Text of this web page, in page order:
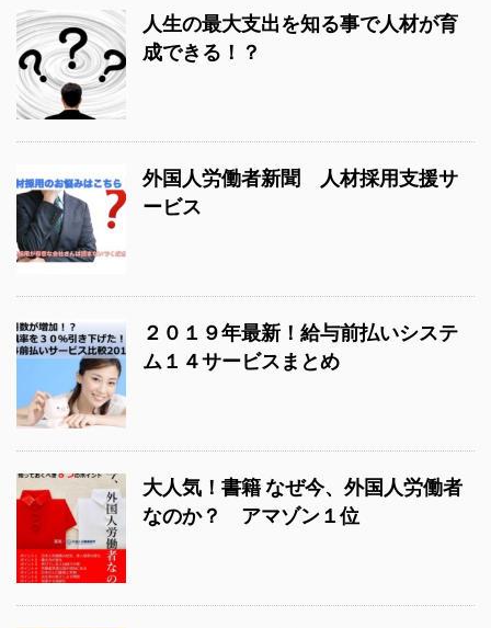
人生の最大支出を知る事で人材が育
成できる！？
外国人労働者新聞 人材採用支援サ
ービス
２０１９年最新！給与前払いシステ
ム１４サービスまとめ
大人気！書籍 なぜ今、外国人労働者
なのか？ アマゾン１位